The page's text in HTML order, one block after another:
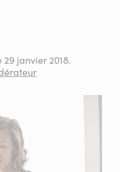
janvier 2018.